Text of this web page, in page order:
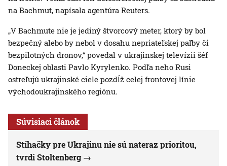
na Bachmut, napísala agentúra Reuters.
„V Bachmute nie je jediný štvorcový meter, ktorý by bol
bezpečný alebo by nebol v dosahu nepriateľskej paľby či
bezpilotných dronov,“ povedal v ukrajinskej televízii šéf
Doneckej oblasti Pavlo Kyrylenko. Podľa neho Rusi
ostreľujú ukrajinské ciele pozdĺž celej frontovej línie
východoukrajinského regiónu.
Súvisiaci článok
Stíhačky pre Ukrajinu nie sú nateraz prioritou,
tvrdí Stoltenberg